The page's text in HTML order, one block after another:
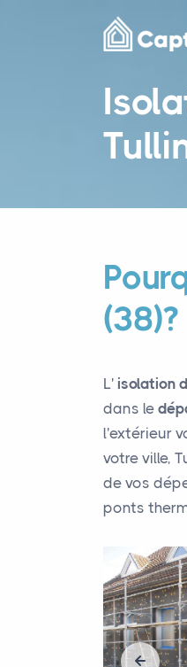
(38)?
L' isolation
dans le
l'extérieur
votre ville,
de vos
ponts